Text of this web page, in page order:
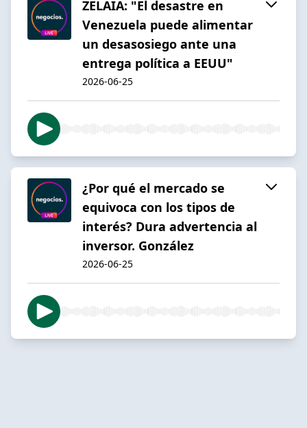
ZELAIA: "El desastre en
Venezuela puede alimentar
un desasosiego ante una
entrega política a EEUU"
2026-06-25
¿Por qué el mercado se
equivoca con los tipos de
interés? Dura advertencia al
inversor. González
2026-06-25